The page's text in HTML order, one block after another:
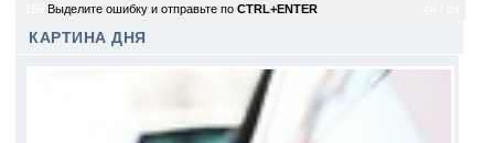
Выделите ошибку и отправьте по CTRL+ENTER
КАРТИНА ДНЯ